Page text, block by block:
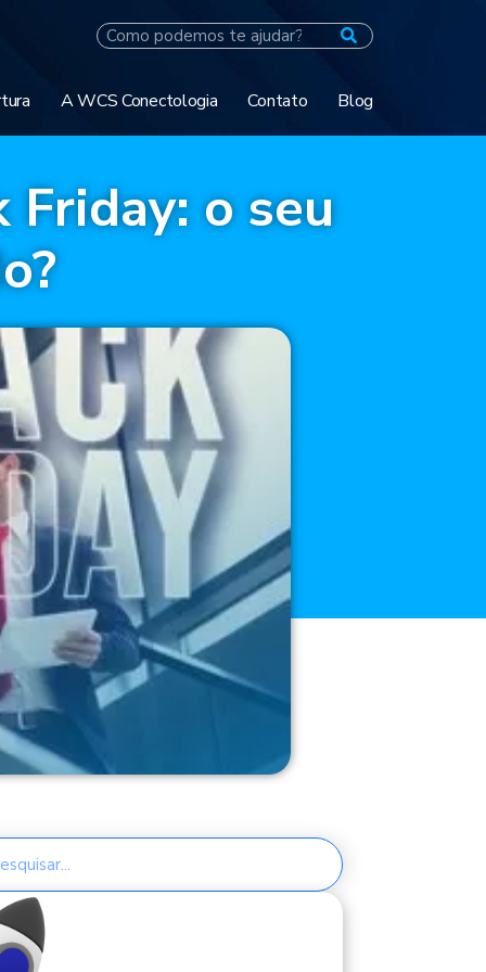
A WCS Conectologia Contato Blog
Friday: o seu